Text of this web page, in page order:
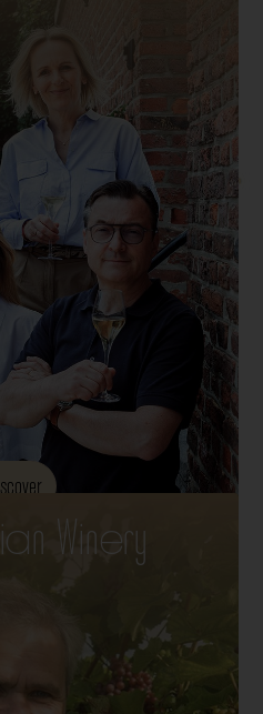
Winery